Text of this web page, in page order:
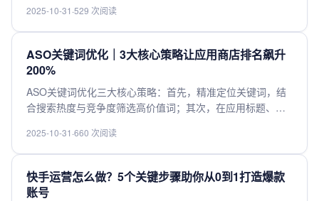
后，结合内容优化与外部链接建设，持续调整策略；最后，
通过A/B测试和数据追踪评估效果，确保排名稳步提升。该方
法强调数据在决策中的核心作用，帮助实现搜索引擎排名的
显著增长。
2025-10-31 ·529 次阅读
ASO关键词优化｜3大核心策略让应用商店排名飙升
200%
ASO关键词优化三大核心策略：首先，精准定位关键词，结
合搜索热度与竞争度筛选高价值词；其次，在应用标题、副
户评论与高频更新强化关键词权重。持续优化关键词组合，
配合下载量与好评率提升，可有效提升应用商店排名达
200%。
2025-10-31 ·660 次阅读
快手运营怎么做？5个关键步骤助你从0到1打造爆款
账号